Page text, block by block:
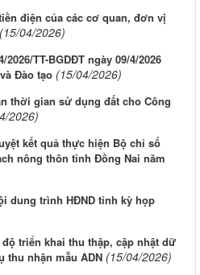
điện của các cơ quan, đơn vị
(15/04/2026)
TT-BGDĐT ngày 09/4/2026
Đào tạo (15/04/2026)
thời gian sử dụng đất cho Công
2026)
kết quả thực hiện Bộ chỉ số
nông thôn tỉnh Đồng Nai năm
dung trình HĐND tỉnh kỳ họp
triển khai thu thập, cập nhật dữ
thu nhận mẫu ADN (15/04/2026)